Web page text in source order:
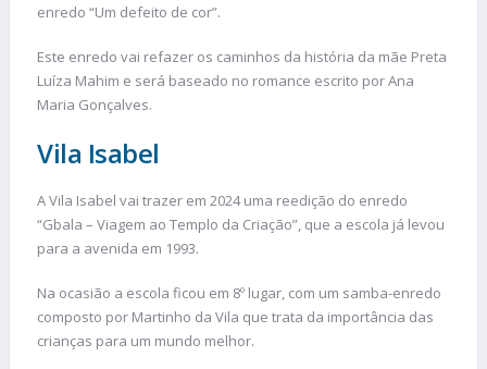
enredo “Um defeito de cor”.
Este enredo vai refazer os caminhos da história da mãe Preta
Luíza Mahim e será baseado no romance escrito por Ana
Maria Gonçalves.
Vila Isabel
A Vila Isabel vai trazer em 2024 uma reedição do enredo
“Gbala – Viagem ao Templo da Criação”, que a escola já levou
para a avenida em 1993.
Na ocasião a escola ficou em 8º lugar, com um samba-enredo
composto por Martinho da Vila que trata da importância das
crianças para um mundo melhor.